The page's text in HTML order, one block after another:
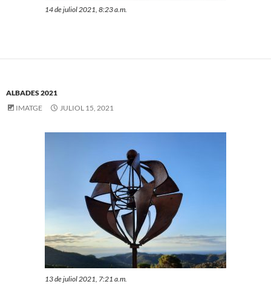
14 de juliol 2021, 8:23 a.m.
ALBADES 2021
IMATGE
JULIOL 15, 2021
13 de juliol 2021, 7:21 a.m.